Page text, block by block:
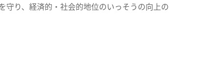
り、経済的・社会的地位のいっそうの向上の